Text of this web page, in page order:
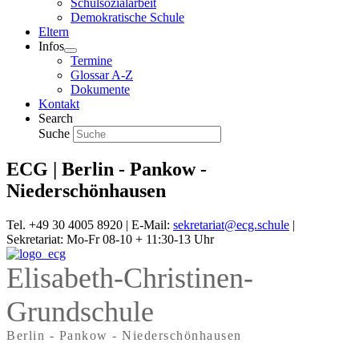
Schulsozialarbeit
Demokratische Schule
Eltern
Infos
Termine
Glossar A-Z
Dokumente
Kontakt
Search
Suche
ECG | Berlin - Pankow -
Niederschönhausen
Tel. +49 30 4005 8920 | E-Mail: sekretariat@ecg.schule |
Sekretariat: Mo-Fr 08-10 + 11:30-13 Uhr
Elisabeth-Christinen-
Grundschule
Berlin - Pankow - Niederschönhausen